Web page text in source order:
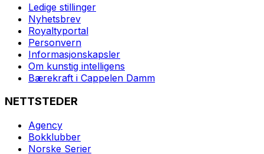
Ledige stillinger
Nyhetsbrev
Royaltyportal
Personvern
Informasjonskapsler
Om kunstig intelligens
Bærekraft i Cappelen Damm
NETTSTEDER
Agency
Bokklubber
Norske Serier